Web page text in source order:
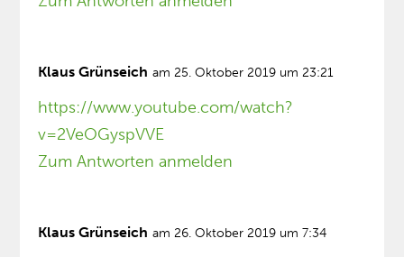
Klaus Grünseich am 25. Oktober 2019 um 23:21
https://www.youtube.com/watch?
v=2VeOGyspVVE
Zum Antworten anmelden
Klaus Grünseich am 26. Oktober 2019 um 7:34